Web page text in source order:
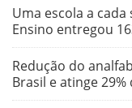
Uma escola a cada
Ensino entregou
Redução do
Brasil e atinge